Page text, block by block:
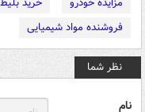
فروشنده مواد شیمیایی
نظر شما
نام